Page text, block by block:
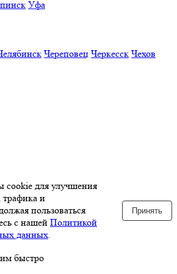
Уфа
Череповец Черкесск Чехов
для улучшения
трафика и
пользоваться
с нашей Политикой
данных.
Принять
быстро